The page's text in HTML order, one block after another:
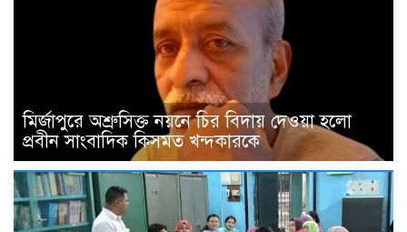
মির্জাপুরে অশ্রুসিক্ত নয়নে চির বিদায় দেওয়া হলো
প্রবীন সাংবাদিক কিসমত খন্দকারকে